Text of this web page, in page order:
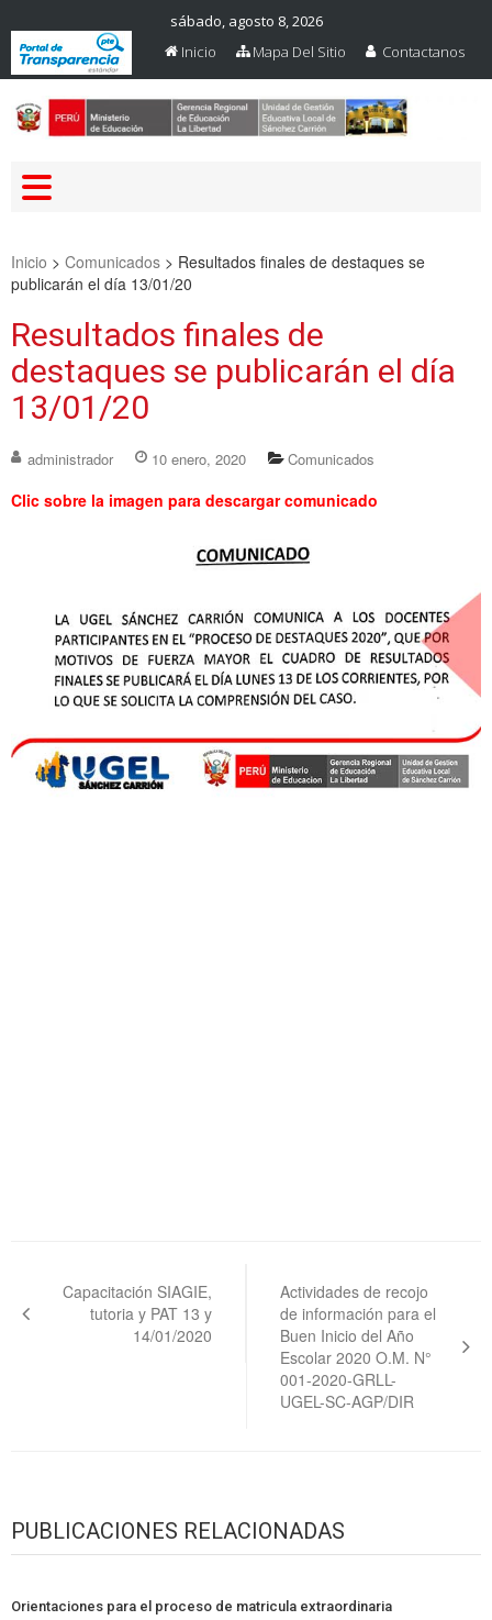
sábado, agosto 8, 2026
Inicio
Mapa Del Sitio Contactanos
Inicio > Comunicados > Resultados finales de destaques se
publicarán el día 13/01/20
Resultados finales de
destaques se publicarán el día
13/01/20
administrador 10 enero, 2020 Comunicados
Clic sobre la imagen para descargar comunicado
entradas
Capacitación SIAGIE,
tutoria y PAT 13 y
14/01/2020
Actividades de recojo
de información para el
Buen Inicio del Año
Escolar 2020 O.M. N°
001-2020-GRLL-
UGEL-SC-AGP/DIR
PUBLICACIONES RELACIONADAS
Orientaciones para el proceso de matricula extraordinaria